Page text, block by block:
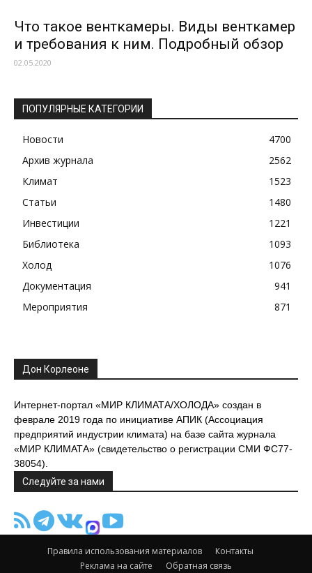
Что такое венткамеры. Виды венткамер
и требования к ним. Подробный обзор
02.05.2020
ПОПУЛЯРНЫЕ КАТЕГОРИИ
Новости
4700
Архив журнала
2562
Климат
1523
Статьи
1480
Инвестиции
1221
Библиотека
1093
Холод
1076
Документация
941
Мероприятия
871
Дон Корлеоне
Интернет-портал «МИР КЛИМАТА/ХОЛОДА» создан в
феврале 2019 года по инициативе АПИК (Ассоциация
предприятий индустрии климата) на базе сайта журнала
«МИР КЛИМАТА» (свидетельство о регистрации СМИ ФС77-
38054).
Следуйте за нами
Правила использования материалов
Контакты
Реклама на сайте
Обратная связь